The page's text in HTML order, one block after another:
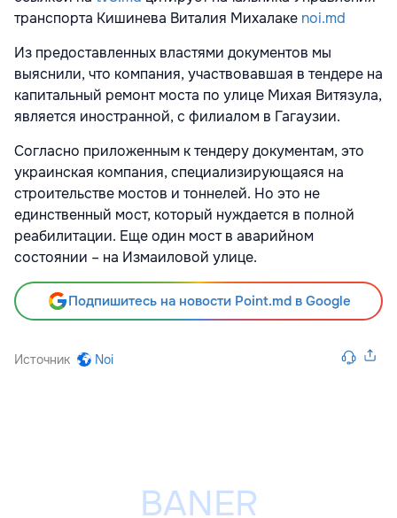
транспорта Кишинева Виталия Михалаке noi.md
Из предоставленных властями документов мы
выяснили, что компания, участвовавшая в тендере на
капитальный ремонт моста по улице Михая Витязула,
является иностранной, с филиалом в Гагаузии.
Согласно приложенным к тендеру документам, это
украинская компания, специализирующаяся на
строительстве мостов и тоннелей. Но это не
единственный мост, который нуждается в полной
реабилитации. Еще один мост в аварийном
состоянии – на Измаиловой улице.
Подпишитесь на новости Point.md в Google
Источник Noi